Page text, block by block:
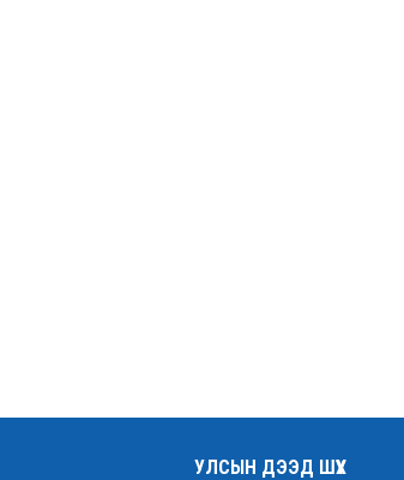
УЛСЫН ДЭЭД ШҮҮХ